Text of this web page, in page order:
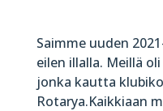
Saimme uuden
eilen illalla. Meillä
jonka kautta
Rotarya.Kaikkiaan